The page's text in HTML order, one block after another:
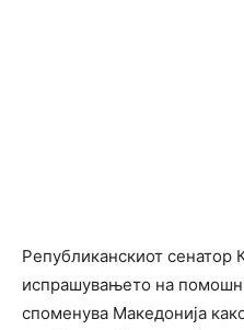
Републиканскиот сенатор
испрашувањето на
споменува Македонија